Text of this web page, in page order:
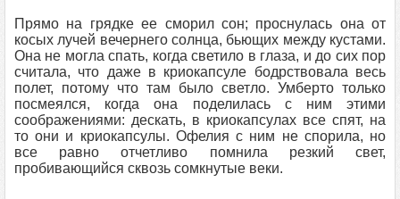
Прямо на грядке ее сморил сон; проснулась она от
косых лучей вечернего солнца, бьющих между кустами.
Она не могла спать, когда светило в глаза, и до сих пор
считала, что даже в криокапсуле бодрствовала весь
полет, потому что там было светло. Умберто только
посмеялся, когда она поделилась с ним этими
соображениями: дескать, в криокапсулах все спят, на
то они и криокапсулы. Офелия с ним не спорила, но
все равно отчетливо помнила резкий свет,
пробивающийся сквозь сомкнутые веки.